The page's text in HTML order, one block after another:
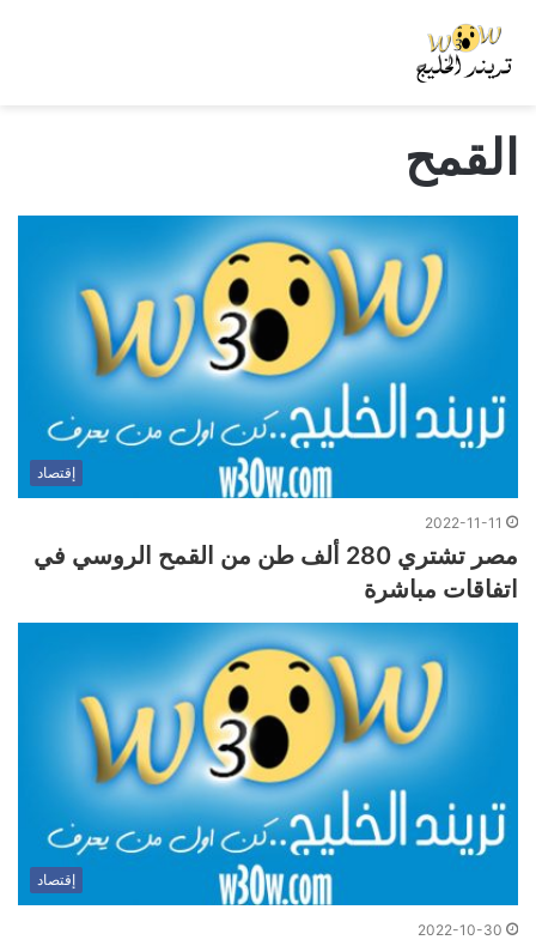
القمح
إقتصاد
2022-11-11
مصر تشتري 280 ألف طن من القمح الروسي في
اتفاقات مباشرة
إقتصاد
2022-10-30